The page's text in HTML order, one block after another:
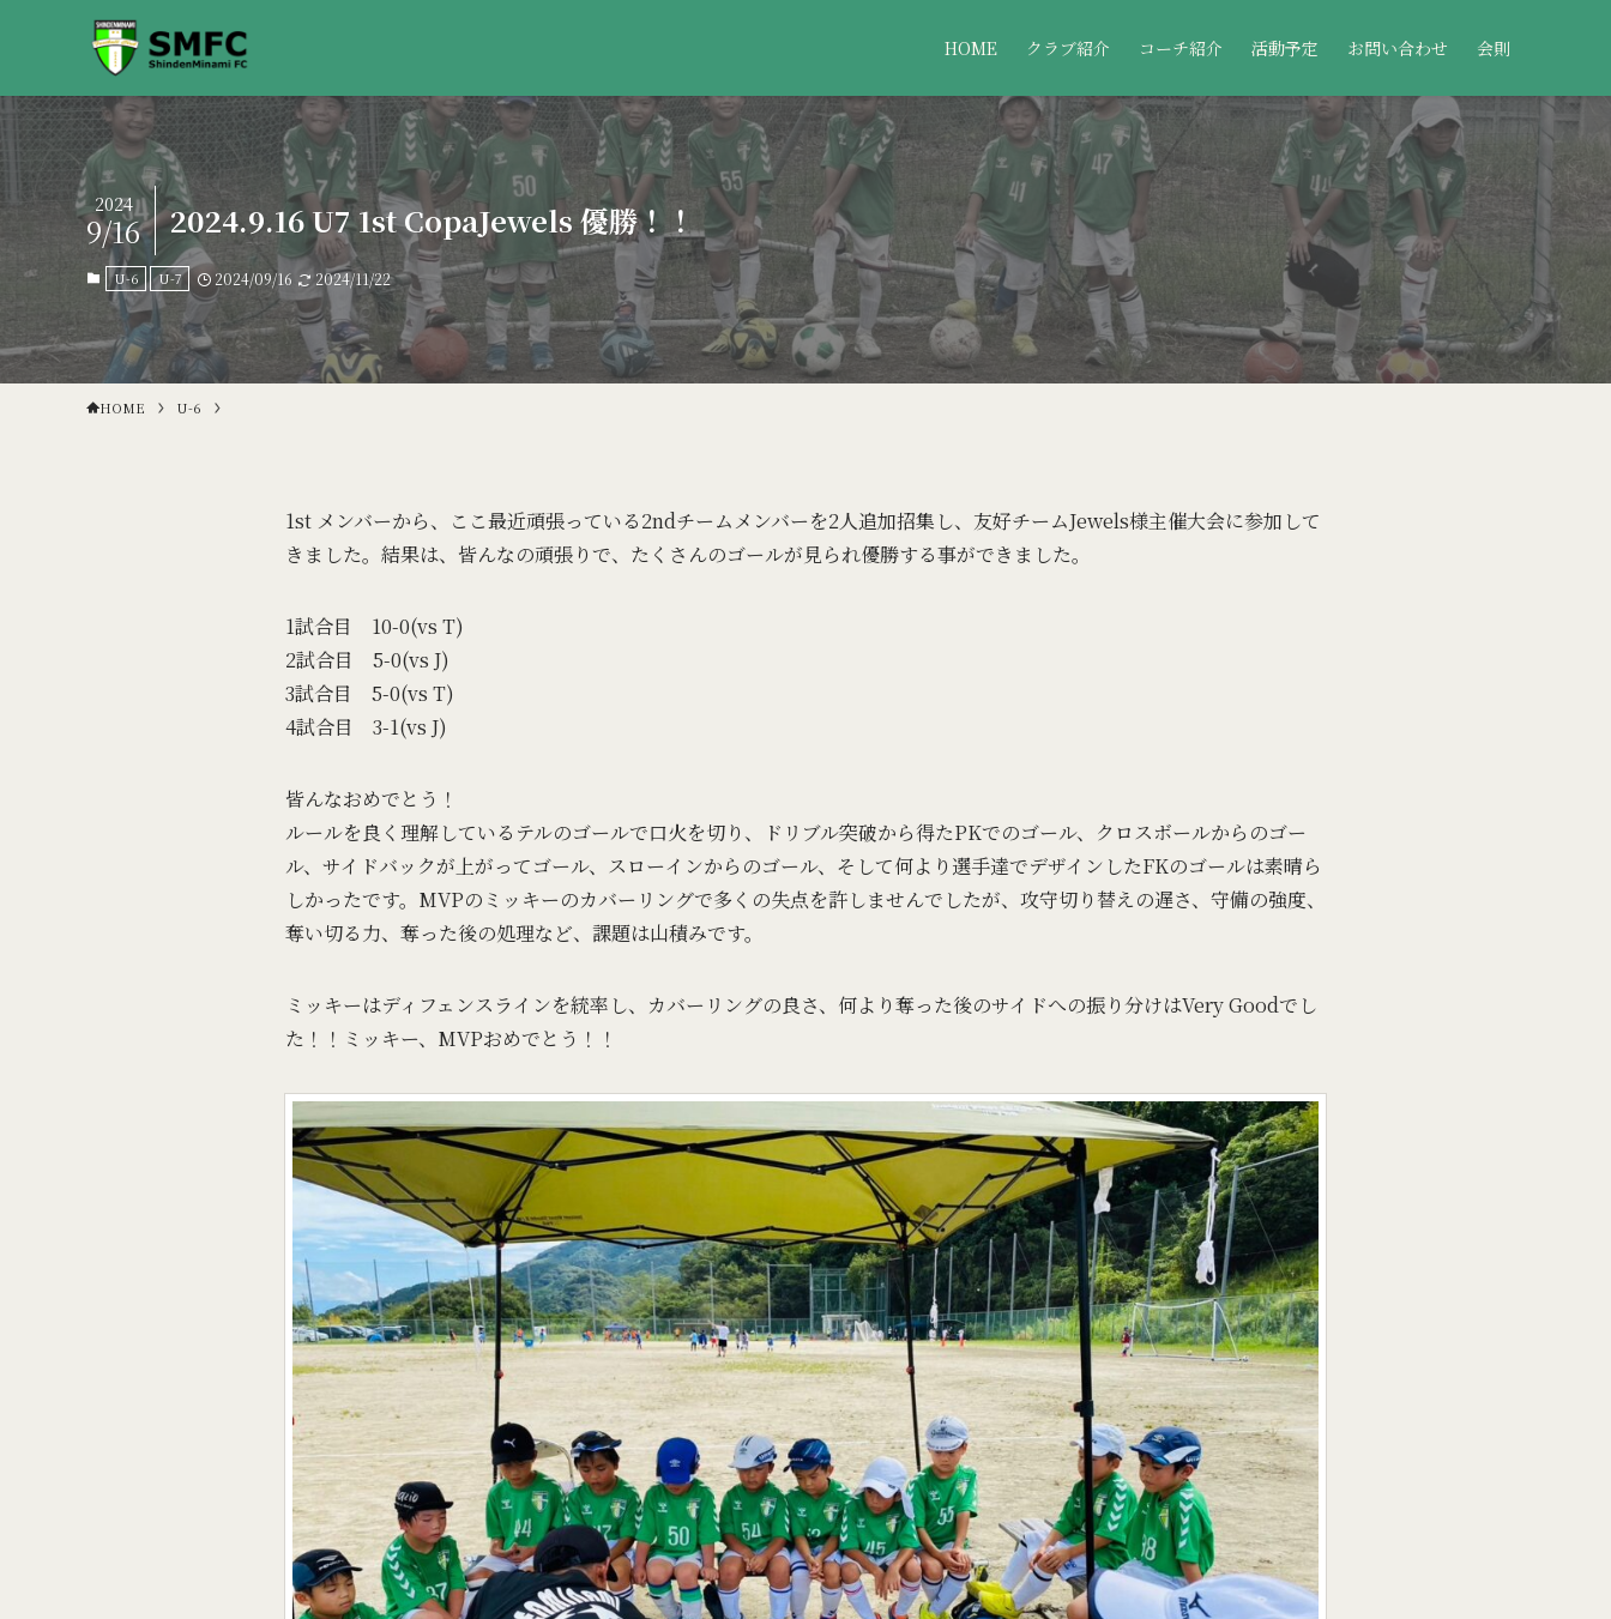
HOME クラブ紹介 コーチ紹介 活動予定 お問い合わせ 会則
2024.9.16 U7 1st CopaJewels 優勝！！
2024
9/16
U-6 U-7 2024/09/16 2024/11/22
HOME U-6
1st メンバーから、ここ最近頑張っている2ndチームメンバーを2人追加招集し、友好チームJewels様主催大会に参加して
きました。結果は、皆んなの頑張りで、たくさんのゴールが見られ優勝する事ができました。
1試合目 10-0(vs T)
2試合目 5-0(vs J)
3試合目 5-0(vs T)
4試合目 3-1(vs J)
皆んなおめでとう！
ルールを良く理解しているテルのゴールで口火を切り、ドリブル突破から得たPKでのゴール、クロスボールからのゴー
ル、サイドバックが上がってゴール、スローインからのゴール、そして何より選手達でデザインしたFKのゴールは素晴ら
しかったです。MVPのミッキーのカバーリングで多くの失点を許しませんでしたが、攻守切り替えの遅さ、守備の強度、
奪い切る力、奪った後の処理など、課題は山積みです。
ミッキーはディフェンスラインを統率し、カバーリングの良さ、何より奪った後のサイドへの振り分けはVery Goodでし
た！！ミッキー、MVPおめでとう！！